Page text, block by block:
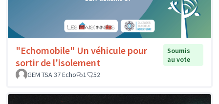
"Echomobile" Un véhicule pour
sortir de l'isolement
Soumis
au vote
GEM TSA 37 Echo
1 52